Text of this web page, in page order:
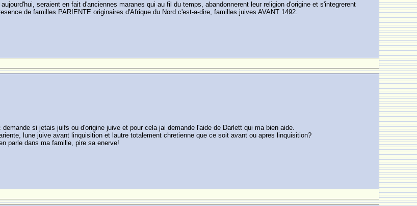
seraient en fait d'anciennes maranes qui au fil du temps, abandonnerent leur religion d'origine et s'integrerent
de familles PARIENTE originaires d'Afrique du Nord c'est-a-dire, familles juives AVANT 1492.
si jetais juifs ou d'origine juive et pour cela jai demande l'aide de Darlett qui ma bien aide.
lune juive avant linquisition et lautre totalement chretienne que ce soit avant ou apres linquisition?
parle dans ma famille, pire sa enerve!